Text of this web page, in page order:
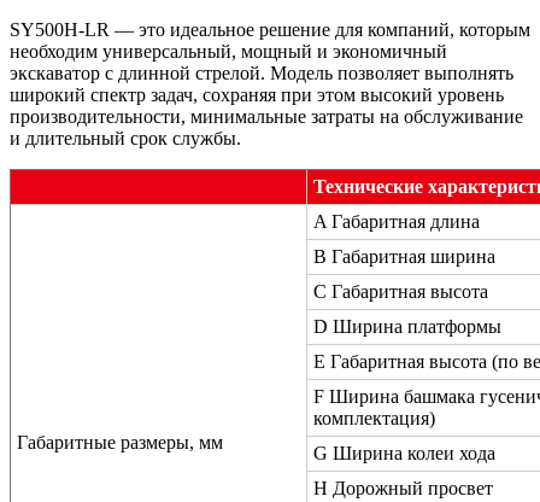
SY500H-LR — это идеальное решение для компаний, которым
необходим универсальный, мощный и экономичный
экскаватор с длинной стрелой. Модель позволяет выполнять
широкий спектр задач, сохраняя при этом высокий уровень
производительности, минимальные затраты на обслуживание
и длительный срок службы.
Технические
Габаритные размеры, мм
A Габаритная длина
B Габаритная ширина
C Габаритная высота
D Ширина платформы
E Габаритная высота (по
F Ширина башмака
комплектация)
G Ширина колеи хода
H Дорожный просвет